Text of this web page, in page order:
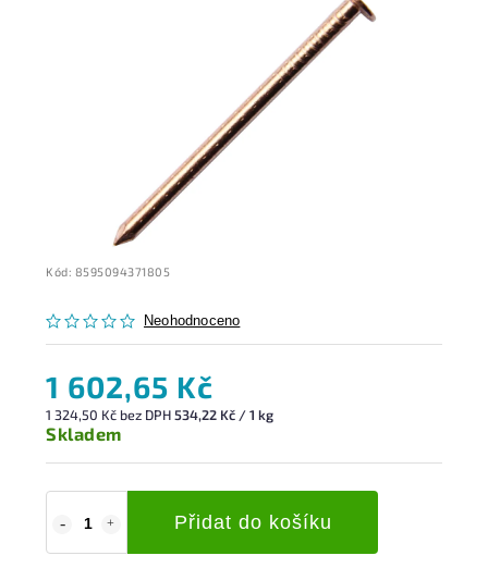
Kód: 8595094371805
Neohodnoceno
1 602,65 Kč
1 324,50 Kč bez DPH534,22 Kč / 1 kg
Skladem
Přidat do košíku